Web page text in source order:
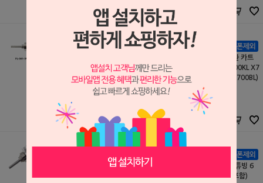
XPERTtorque E680)
S2208192
230,000원
175,000 원
NSK Ti-Max 호환 카트
리지 (X700L X700KL X7
00WL X700SL X700BL)
세일글로발
S2108281
170,000원
NSK Ti-Max 호환 카트
고급형 핸드피스 튜빙 6
홀 (교체용 부품 포함)